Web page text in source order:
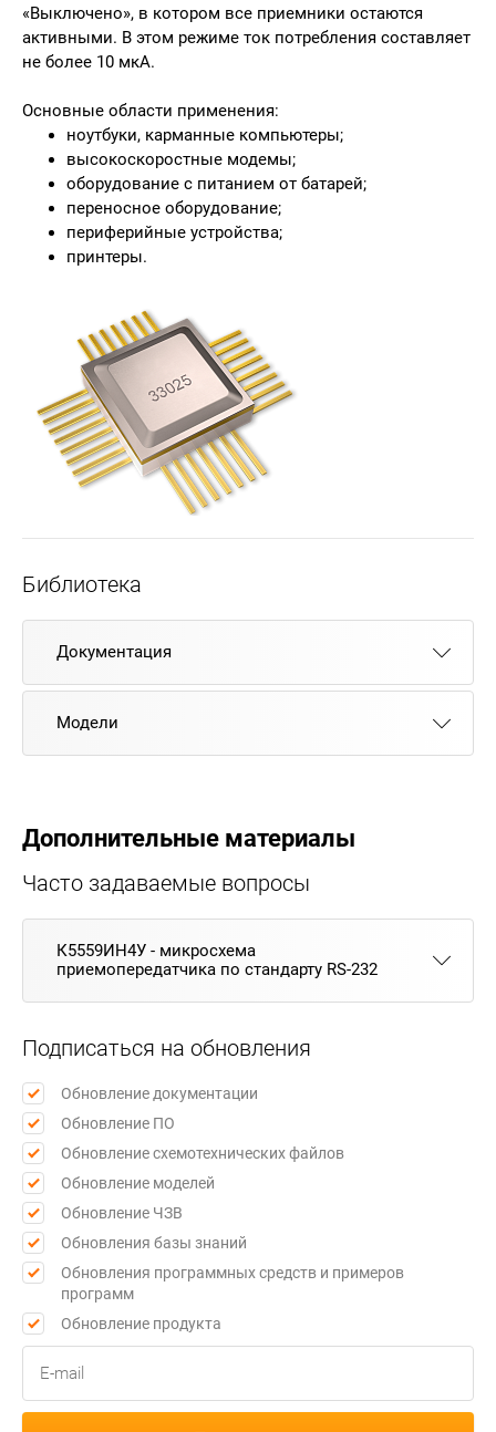
«Выключено», в котором все приемники остаются
активными. В этом режиме ток потребления составляет
не более 10 мкА.
Основные области применения:
ноутбуки, карманные компьютеры;
высокоскоростные модемы;
оборудование с питанием от батарей;
переносное оборудование;
периферийные устройства;
принтеры.
Библиотека
Документация
Модели
Дополнительные материалы
Часто задаваемые вопросы
К5559ИН4У - микросхема
приемопередатчика по стандарту RS-232
Подписаться на обновления
Обновление документации
Обновление ПО
Обновление схемотехнических файлов
Обновление моделей
Обновление ЧЗВ
Обновления базы знаний
Обновления программных средств и примеров
программ
Обновление продукта